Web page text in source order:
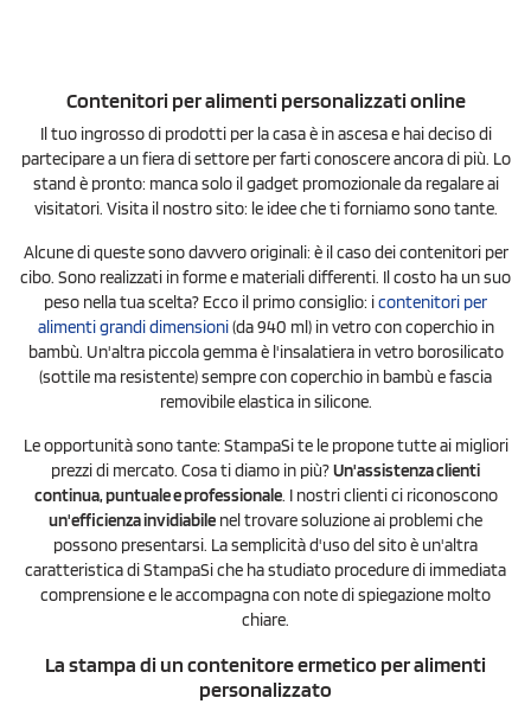
Contenitori per alimenti personalizzationline
Il tuo ingrosso di prodotti per la casa è in ascesa e hai deciso di
partecipare a un fiera di settore per farti conoscere ancora di più. Lo
stand è pronto: manca solo il gadget promozionale da regalare ai
visitatori. Visita il nostro sito: le idee che ti forniamo sono tante.
Alcune di queste sono davvero originali: è il caso dei contenitori per
cibo. Sono realizzati in forme e materiali differenti. Il costo ha un suo
peso nella tua scelta? Ecco il primo consiglio: icontenitori per
alimenti grandi dimensioni(da 940 ml) in vetro con coperchio in
bambù. Un'altra piccola gemma è l'insalatiera in vetro borosilicato
(sottile ma resistente) sempre con coperchio in bambù e fascia
removibile elastica in silicone.
Le opportunità sono tante: StampaSi te le propone tutte ai migliori
prezzi di mercato. Cosa ti diamo in più?Un'assistenza clienti
continua, puntuale e professionale. I nostri clienti ci riconoscono
un'efficienza invidiabile nel trovare soluzione ai problemi che
possono presentarsi. La semplicità d'uso del sito è un'altra
caratteristica di StampaSi che ha studiato procedure di immediata
comprensione e le accompagna con note di spiegazione molto
chiare.
La stampa di un contenitore ermetico per alimenti
personalizzato